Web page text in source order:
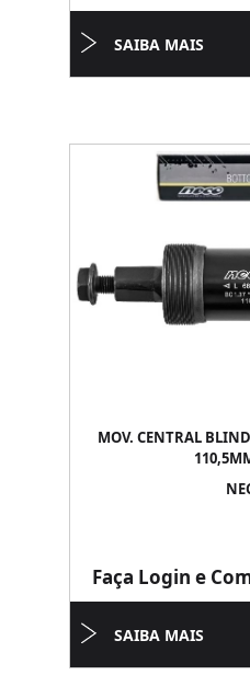
SAIBA MAIS
MOV. CENTRAL
Faça Login e
SAIBA MAIS